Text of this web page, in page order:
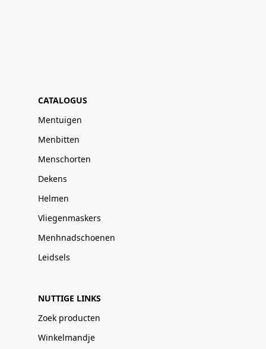
CATALOGUS
Mentuigen
Menbitten
Menschorten
Dekens
Helmen
Vliegenmaskers
Menhnadschoenen
Leidsels
NUTTIGE LINKS
Zoek producten
Winkelmandje